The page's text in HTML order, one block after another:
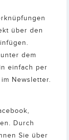
über den
dem
einfach per
Newsletter.
Durch
Sie über